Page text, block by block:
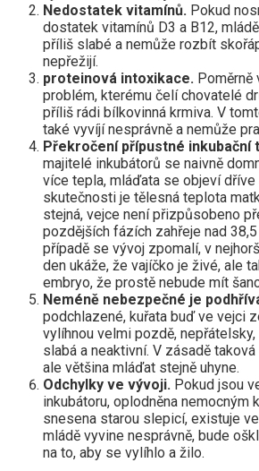
Nedostatek vitamínů. Pokud
dostatek vitamínů D3 a B12,
příliš slabé a nemůže rozbít
nepřežijí.
proteinová intoxikace.
problém, kterému čelí chovatelé
příliš rádi bílkovinná krmiva. V
také vyvíjí nesprávně a nemůže
Překročení přípustné inkubační
majitelé inkubátorů se naivně
více tepla, mláďata se objeví dříve
skutečnosti je tělesná teplota
stejná, vejce není přizpůsobeno
pozdějších fázích zahřeje nad
případě se vývoj zpomalí, v
den ukáže, že vajíčko je živé, ale
embryo, že prostě nebude mít
Neméně nebezpečné je
podchlazené, kuřata buď ve vejci
vylíhnou velmi pozdě,
slabá a neaktivní. V zásadě
ale většina mláďat stejně uhyne.
Odchylky ve vývoji. Pokud jsou
inkubátoru, oplodněna nemocným
snesena starou slepicí, existuje
mládě vyvine nesprávně, bude
na to, aby se vylíhlo a žilo.